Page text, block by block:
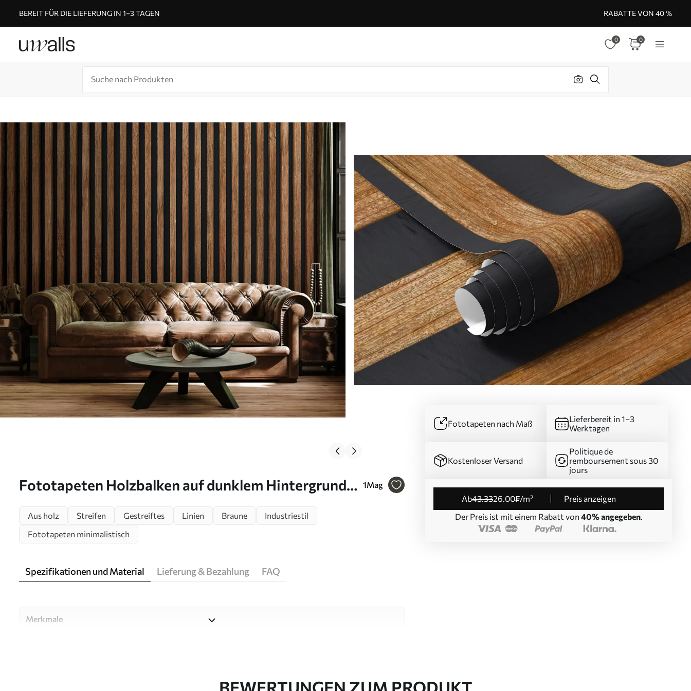
BEREIT FÜR DIE LIEFERUNG IN 1–3 TAGEN RABATTE VON 40 %
0 0
Fototapeten Holzbalken auf dunklem Hintergrund
1Mag
Fototapeten nach Maß
Lieferbereit in 1–3
Werktagen
Kostenloser Versand
Politique de
remboursement sous 30
jours
ab43.3326.00₣/m²
Preis anzeigen
Der Preis ist mit einem Rabatt von 40% angegeben.
Aus holz Streifen Gestreiftes Linien Braune
Industriestil
Fototapeten minimalistisch
Spezifikationen und Material Lieferung & Bezahlung FAQ
Merkmale
BEWERTUNGEN ZUM PRODUKT